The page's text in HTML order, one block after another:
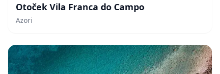
Otoček Vila Franca do Campo
Azori